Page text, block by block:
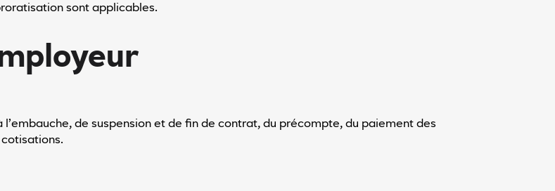
sont applicables.
de suspension et de fin de contrat, du précompte, du paiement des